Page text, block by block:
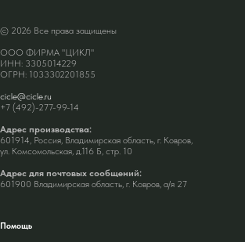
© 2026 Все права защищены
ООО ФИРМА "ЦИКЛ"
ИНН: 3305014229
ОГРН: 1033302201855
cicle@cicle.ru
+7 (492)-277-99-14
Адрес производства:
601914, Россия, Владимирская область, г. Ковров,
ул. Комсомольская, д.116 Б, стр. 10
Адрес для почтовых сообщений:
601900 Владимирская область, г. Ковров, а/я 27
Помощь